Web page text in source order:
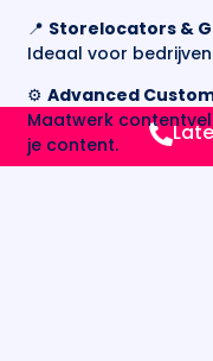
📍 Storelocators &
Ideaal voor
⚙️Advanced
Maatwerk
je content.